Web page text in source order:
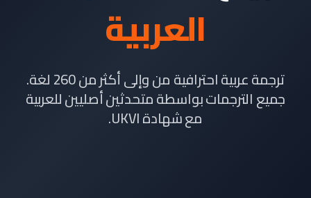
العربية
ترجمة عربية احترافية من وإلى أكثر من 260 لغة.
جميع الترجمات بواسطة متحدثين أصليين للعربية
مع شهادة UKVI.